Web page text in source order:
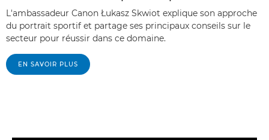
L'ambassadeur Canon Łukasz Skwiot explique son approche
du portrait sportif et partage ses principaux conseils sur le
secteur pour réussir dans ce domaine.
EN SAVOIR PLUS